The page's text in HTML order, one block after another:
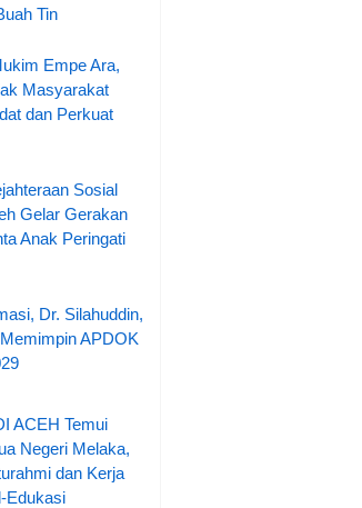
Tin
Empe Ara,
Masyarakat
dan Perkuat
Sosial
Gelar Gerakan
Anak Peringati
Dr. Silahuddin,
APDOK
ACEH Temui
Negeri Melaka,
dan Kerja
Edukasi